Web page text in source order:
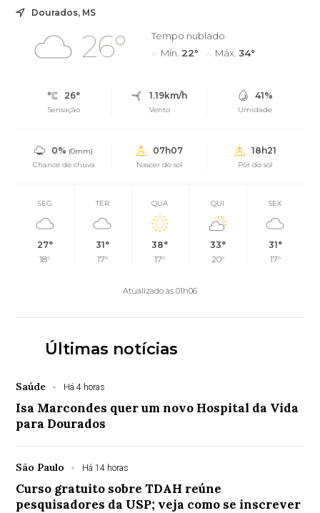
Dourados, MS
26°
Tempo nublado
Mín. 22° Máx. 34°
26°
Sensação
1.19km/h
Vento
41%
Umidade
0% (0mm)
Chance de chuva
07h07
Nascer do sol
18h21
Pôr do sol
SEG
27°
18°
TER
31°
17°
QUA
38°
17°
QUI
33°
20°
SEX
31°
17°
Atualizado às 01h06
Últimas notícias
Saúde Há 4 horas
Isa Marcondes quer um novo Hospital da Vida
para Dourados
São Paulo Há 14 horas
Curso gratuito sobre TDAH reúne
pesquisadores da USP; veja como se inscrever